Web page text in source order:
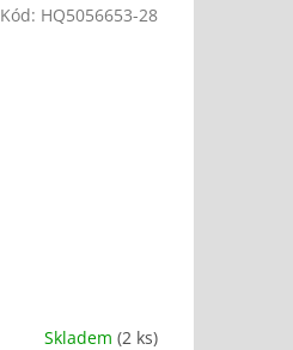
Skladem (2 ks)
Kód: HQ5056653-28